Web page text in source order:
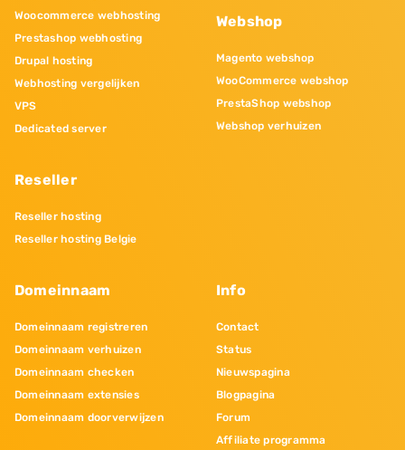
Woocommerce webhosting
Prestashop webhosting
Drupal hosting
Webhosting vergelijken
VPS
Dedicated server
Reseller
Reseller hosting
Reseller hosting Belgie
Webshop
Magento webshop
WooCommerce webshop
PrestaShop webshop
Webshop verhuizen
Domeinnaam
Domeinnaam registreren
Domeinnaam verhuizen
Domeinnaam checken
Domeinnaam extensies
Domeinnaam doorverwijzen
Info
Contact
Status
Nieuwspagina
Blogpagina
Forum
Affiliate programma